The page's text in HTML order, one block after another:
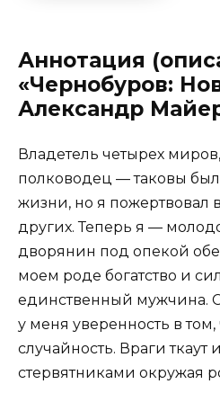
Аннотация
«Чернобуров:
Александр
Владетель четырех
полководец — таковы
жизни, но я пожертвовал
других. Теперь я —
дворянин под опекой
моем роде богатство и
единственный мужчина.
у меня уверенность в том,
случайность. Враги ткаут
стервятниками окружая